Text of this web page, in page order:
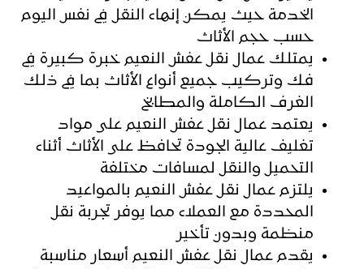
الخدمة حيث يمكن إنهاء النقل في نفس اليوم
حسب حجم الأثاث
يمتلك عمال نقل عفش النعيم خبرة كبيرة في
فك وتركيب جميع أنواع الأثاث بما في ذلك
الغرف الكاملة والمطابخ
يعتمد عمال نقل عفش النعيم على مواد
تغليف عالية الجودة تحافظ على الأثاث أثناء
التحميل والنقل لمسافات مختلفة
يلتزم عمال نقل عفش النعيم بالمواعيد
المحددة مع العملاء مما يوفر تجربة نقل
منظمة وبدون تأخير
يقدم عمال نقل عفش النعيم أسعار مناسبة